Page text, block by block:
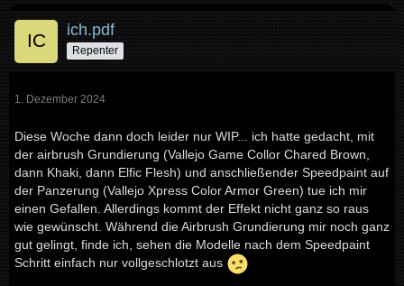
ich.pdf
Repenter
1. Dezember 2024
Diese Woche dann doch leider nur WIP... ich hatte gedacht, mit
der airbrush Grundierung (Vallejo Game Collor Chared Brown,
dann Khaki, dann Elfic Flesh) und anschließender Speedpaint auf
der Panzerung (Vallejo Xpress Color Armor Green) tue ich mir
einen Gefallen. Allerdings kommt der Effekt nicht ganz so raus
wie gewünscht. Während die Airbrush Grundierung mir noch ganz
gut gelingt, finde ich, sehen die Modelle nach dem Speedpaint
Schritt einfach nur vollgeschlotzt aus